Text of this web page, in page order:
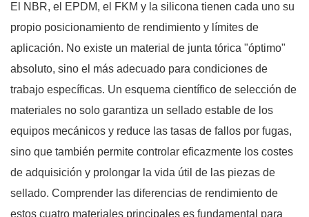
El NBR, el EPDM, el FKM y la silicona tienen cada uno su
propio posicionamiento de rendimiento y límites de
aplicación. No existe un material de junta tórica "óptimo"
absoluto, sino el más adecuado para condiciones de
trabajo específicas. Un esquema científico de selección de
materiales no solo garantiza un sellado estable de los
equipos mecánicos y reduce las tasas de fallos por fugas,
sino que también permite controlar eficazmente los costes
de adquisición y prolongar la vida útil de las piezas de
sellado. Comprender las diferencias de rendimiento de
estos cuatro materiales principales es fundamental para